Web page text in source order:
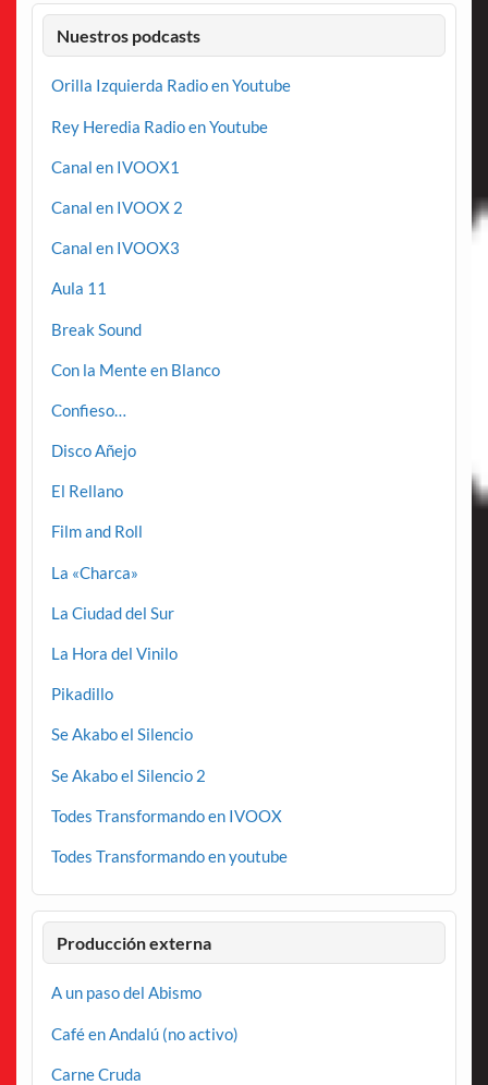
Nuestros podcasts
Orilla Izquierda Radio en Youtube
Rey Heredia Radio en Youtube
Canal en IVOOX1
Canal en IVOOX 2
Canal en IVOOX3
Aula 11
Break Sound
Con la Mente en Blanco
Confieso…
Disco Añejo
El Rellano
Film and Roll
La «Charca»
La Ciudad del Sur
La Hora del Vinilo
Pikadillo
Se Akabo el Silencio
Se Akabo el Silencio 2
Todes Transformando en IVOOX
Todes Transformando en youtube
Producción externa
A un paso del Abismo
Café en Andalú (no activo)
Carne Cruda